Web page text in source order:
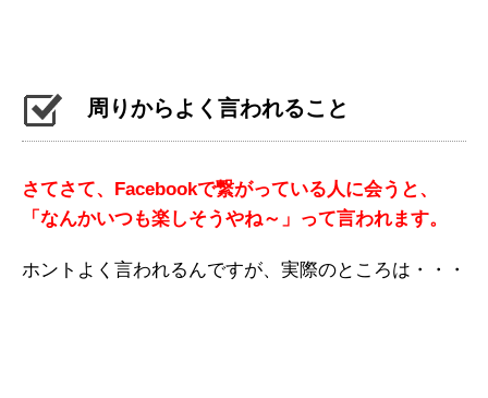
周りからよく言われること
さてさて、Facebookで繋がっている人に会うと、
「なんかいつも楽しそうやね～」って言われます。
ホントよく言われるんですが、実際のところは・・・